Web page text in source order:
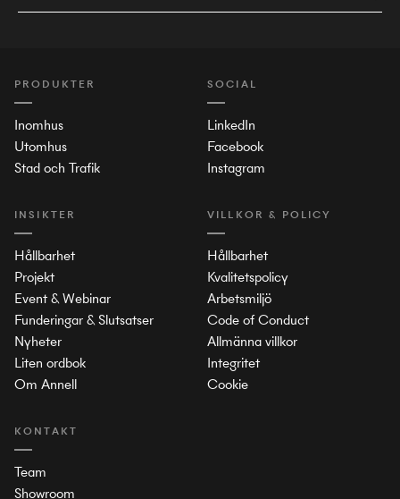
PRODUKTER
Inomhus
Utomhus
Stad och Trafik
INSIKTER
Hållbarhet
Projekt
Event & Webinar
Funderingar & Slutsatser
Nyheter
Liten ordbok
Om Annell
KONTAKT
Team
Showroom
SOCIAL
LinkedIn
Facebook
Instagram
VILLKOR & POLICY
Hållbarhet
Kvalitetspolicy
Arbetsmiljö
Code of Conduct
Allmänna villkor
Integritet
Cookie